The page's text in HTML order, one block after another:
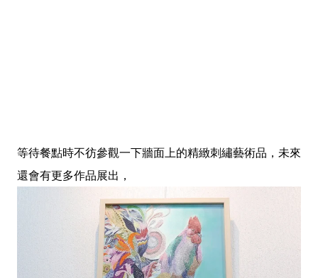
等待餐點時不彷參觀一下牆面上的精緻刺繡藝術品，未來
還會有更多作品展出，